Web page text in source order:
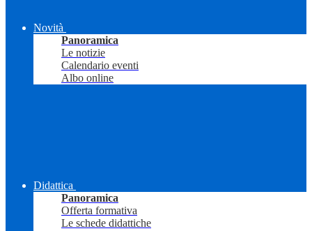
Novità
Panoramica
Le notizie
Calendario eventi
Albo online
Didattica
Panoramica
Offerta formativa
Le schede didattiche